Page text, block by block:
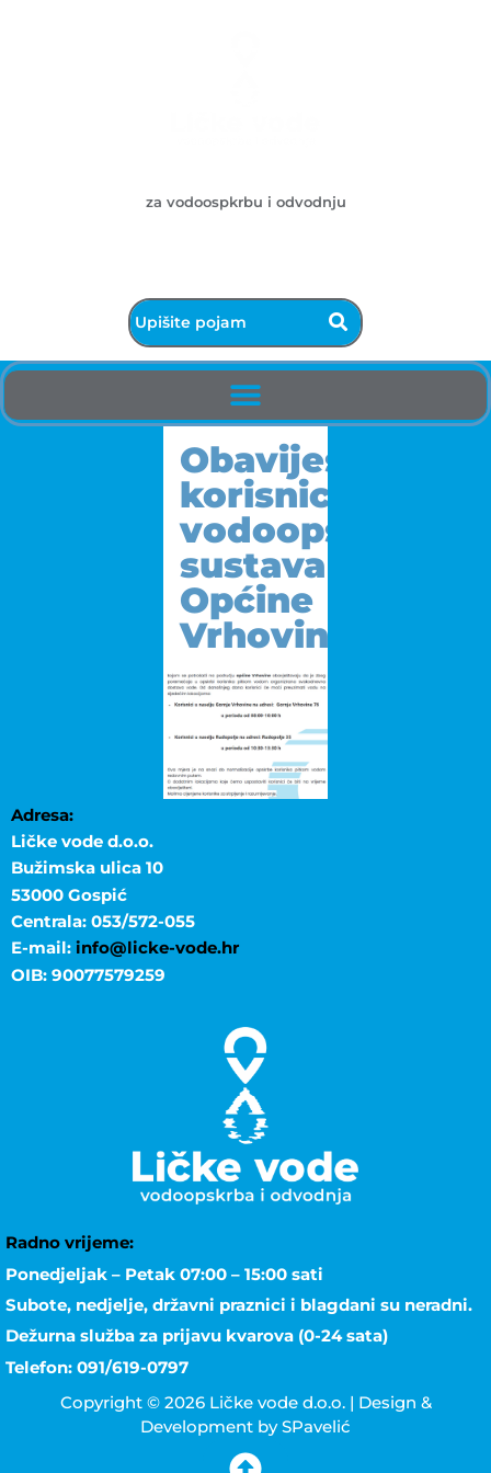
za vodoospkrbu i odvodnju
Obavijest
korisnicima
vodoopskrbnog
sustava
Općine
Vrhovine
Adresa:
Ličke vode d.o.o.
Bužimska ulica 10
53000 Gospić
Centrala: 053/572-055
E-mail: info@licke-vode.hr
OIB: 90077579259
Radno vrijeme:
Ponedjeljak – Petak 07:00 – 15:00 sati
Subote, nedjelje, državni praznici i blagdani su neradni.
Dežurna služba za prijavu kvarova (0-24 sata)
Telefon: 091/619-0797
Copyright © 2026 Ličke vode d.o.o. | Design &
Development by SPavelić